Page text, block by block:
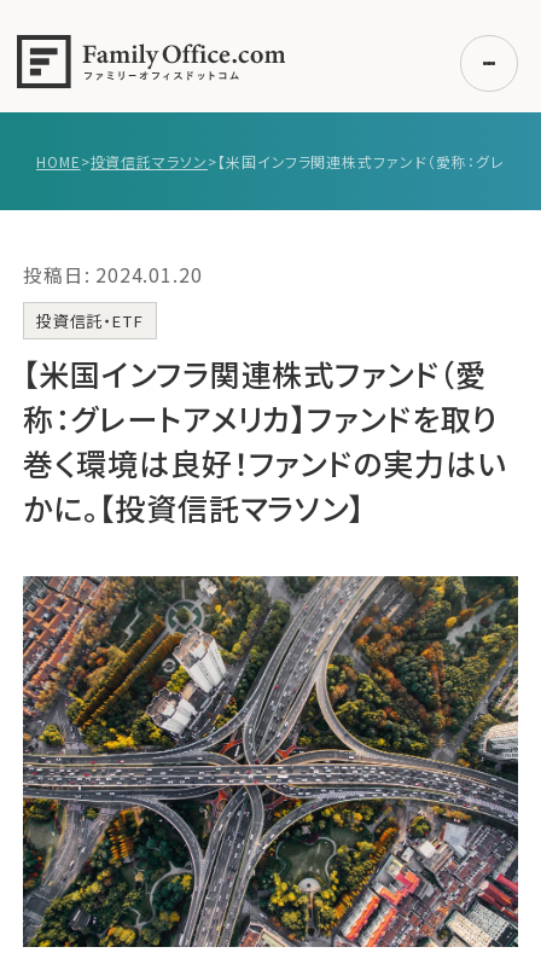
事例紹介
エキスパート一覧
無料講座
コラム
利用者の声
無料ご相談 ログイン
運営会社
ファミリーオフィスとは
関連書籍
メールマガジン登録
よくある質問
HOME>投資信託マラソン>
投稿日: 2024.01.20
投資信託・ETF
【米国インフラ関連株式ファンド（愛
称：グレートアメリカ】ファンドを取り
巻く環境は良好！ファンドの実力はい
かに。【投資信託マラソン】